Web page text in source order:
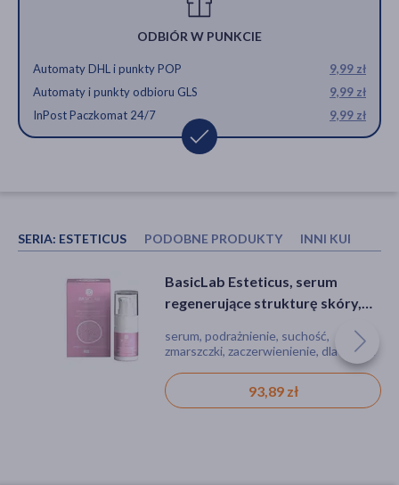
ODBIÓR W PUNKCIE
Automaty DHL i punkty POP
9,99 zł
Automaty i punkty odbioru GLS
9,99 zł
InPost Paczkomat 24/7
9,99 zł
SERIA: ESTETICUS PODOBNE PRODUKTY INNI
Theramid Derma-Peptides,
serum peptydowe, 30 ml
serum, zmarszczki, wiotkość skóry, dla
wegan, bez substancji zapachowych
149,00 zł
Pharmaceris A Puri-Sensilium,
łagodząca pianka myjąca do
pianka, podrażnienie, suchość,
nadwrażliwość, dla alergików, bez
diabetyków
39,59 zł
BasicLab Esteticus, serum
regenerujące strukturę skóry,
serum, podrażnienie, suchość,
zmarszczki, zaczerwienienie, dla kobiet
karmiących, dla kobiet w ciąży, bez
substancji zapachowych, dla wegan
93,89 zł